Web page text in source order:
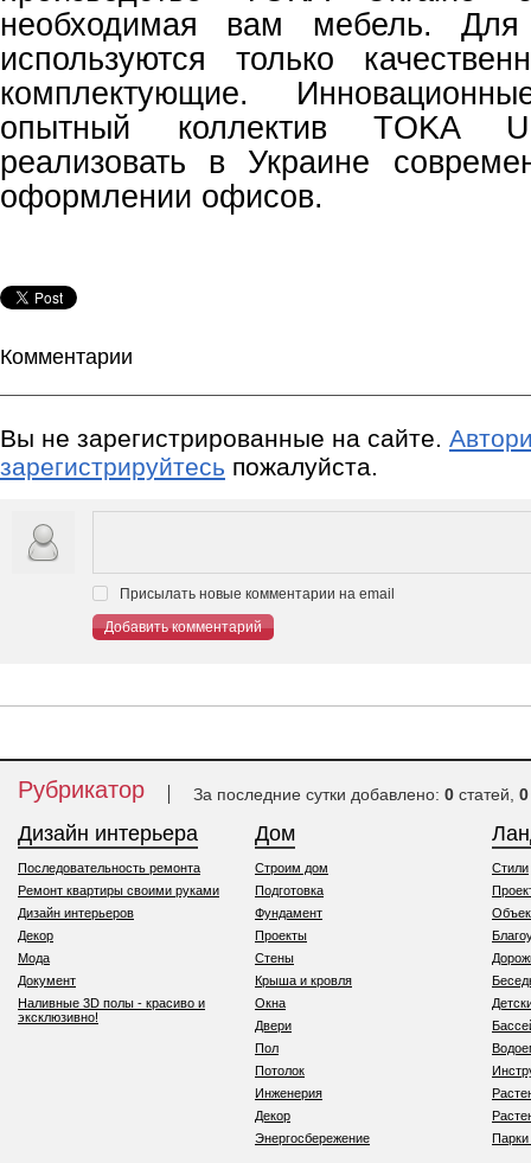
необходимая вам мебель. Для
используются только
комплектующие.
опытный коллективTOKA
реализовать в Украине
оформлении офисов.
Комментарии
Вы не зарегистрированные на сайте.
зарегистрируйтесь пожалуйста.
Присылать новые комментарии на email
Добавить комментарий
Рубрикатор За последние сутки добавлено: 0 статей, 0
Дизайн интерьера
Последовательность ремонта
Ремонт квартиры своими руками
Дизайн интерьеров
Декор
Мода
Документ
Наливные 3D полы - красиво и
эксклюзивно!
Дом
Строим дом
Подготовка
Фундамент
Проекты
Стены
Крыша и кровля
Окна
Двери
Пол
Потолок
Инженерия
Декор
Энергосбережение
Стили